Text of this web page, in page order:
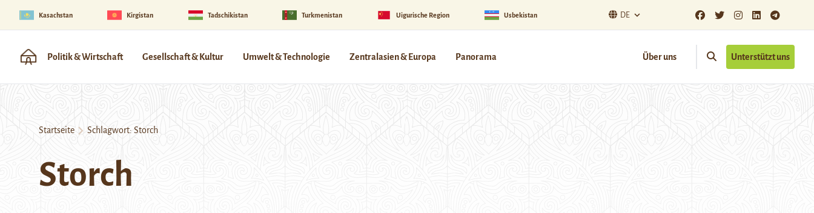
Kasachstan Kirgistan Tadschikistan Turkmenistan Uigurische Region Usbekistan DE
Politik & Wirtschaft Gesellschaft & Kultur Umwelt & Technologie Zentralasien & Europa Panorama Über uns Unterstützt uns
Startseite Schlagwort: Storch
Storch